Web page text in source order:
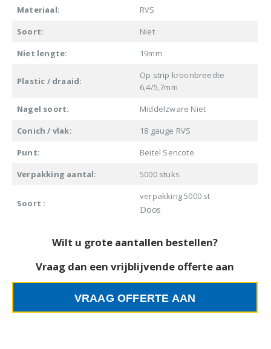
Materiaal:
RVS
Soort:
Niet
Niet lengte:
19mm
Plastic / draaid:
Op strip kroonbreedte
6,4/5,7mm
Nagel soort:
Middelzware Niet
Conich / vlak:
18 gauge RVS
Punt:
Beitel Sencote
Verpakking aantal:
5000 stuks
Soort :
verpakking 5000 st
Doos
Wilt u grote aantallen bestellen?
Vraag dan een vrijblijvende offerte aan
VRAAG OFFERTE AAN